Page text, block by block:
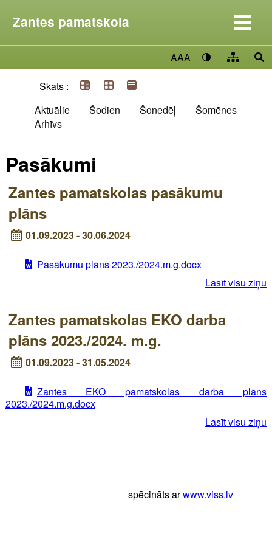
Zantes pamatskola
AAA
Skats :
Aktuālie
Šodien Šonedēļ
Šomēnes
Arhīvs
Pasākumi
Zantes pamatskolas pasākumu
plāns
01.09.2023 - 30.06.2024
Pasākumu plāns 2023./2024.m.g.docx
Lasīt visu ziņu
Zantes pamatskolas EKO darba
plāns 2023./2024. m.g.
01.09.2023 - 31.05.2024
Zantes EKO pamatskolas darba plāns
2023./2024.m.g.docx
Lasīt visu ziņu
spēcināts arwww.viss.lv